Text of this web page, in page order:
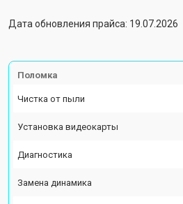
Дата обновления прайса: 19.07.2026
Поломка
Чистка от пыли
Установка видеокарты
Диагностика
Замена динамика